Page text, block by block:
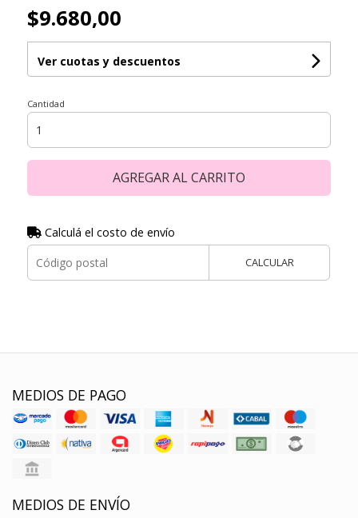
$9.680,00
Ver cuotas y descuentos
Cantidad
AGREGAR AL CARRITO
Calculá el costo de envío
CALCULAR
MEDIOS DE PAGO
MEDIOS DE ENVÍO